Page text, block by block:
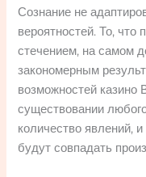
Сознание не
вероятностей. То, что
стечением, на самом
закономерным
возможностей казино
существовании
количество явлений,
будут совпадать